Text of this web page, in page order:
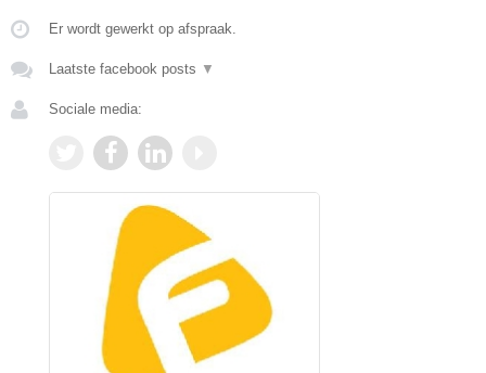
Er wordt gewerkt op afspraak.
Laatste facebook posts ▼
Sociale media: